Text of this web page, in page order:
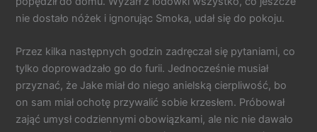
nie dostało nóżek i ignorując Smoka, udał się do pokoju.
Przez kilka następnych godzin zadręczał się pytaniami, co
tylko doprowadzało go do furii. Jednocześnie musiał
przyznać, że Jake miał do niego anielską cierpliwość, bo
on sam miał ochotę przywalić sobie krzesłem. Próbował
zająć umysł codziennymi obowiązkami, ale nic nie dawało